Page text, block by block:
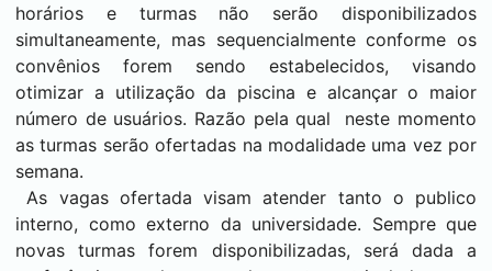
horários e turmas não serão disponibilizados
simultaneamente, mas sequencialmente conforme os
convênios forem sendo estabelecidos, visando
otimizar a utilização da piscina e alcançar o maior
número de usuários. Razão pela qual neste momento
as turmas serão ofertadas na modalidade uma vez por
semana.
As vagas ofertada visam atender tanto o publico
interno, como externo da universidade. Sempre que
novas turmas forem disponibilizadas, será dada a